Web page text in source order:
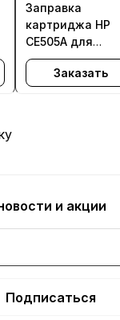
Заправка
картриджа HP
CE505A для
LaserJet P2035,
P2055Заказать
и акции
Подписаться